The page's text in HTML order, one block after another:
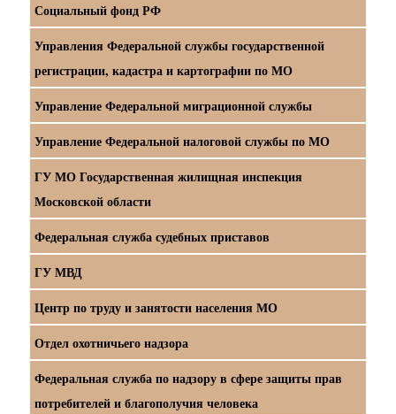
Социальный фонд РФ
Управления Федеральной службы государственной
регистрации, кадастра и картографии по МО
Управление Федеральной миграционной службы
Управление Федеральной налоговой службы по МО
ГУ МО Государственная жилищная инспекция
Московской области
Федеральная служба судебных приставов
ГУ МВД
Центр по труду и занятости населения МО
Отдел охотничьего надзора
Федеральная служба по надзору в сфере защиты прав
потребителей и благополучия человека